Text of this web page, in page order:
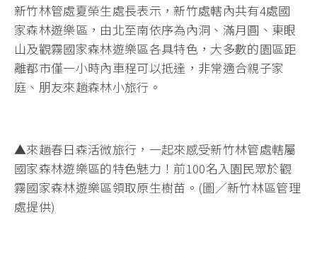
新竹林管處夏榮生處長表示，新竹處轄內共有4處國
家森林遊樂區，由北至南依序為內洞、滿月圓、東眼
山及觀霧國家森林遊樂區各具特色，大多數的園區距
離都市僅一小時內車程可以抵達，非常適合親子家
庭、朋友來趟森林小旅行。
▲來趟春日森活微旅行，一起來感受新竹林管處轄屬
國家森林遊樂區的特色魅力！前100名入園民眾於觀
霧國家森林遊樂區領取原生樹苗。(圖／新竹林區管理
處提供)